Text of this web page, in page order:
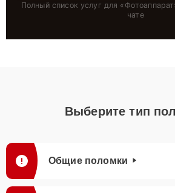
Полный список услуг для « Фотоаппарат
чате
Выберите тип
Общие поломки